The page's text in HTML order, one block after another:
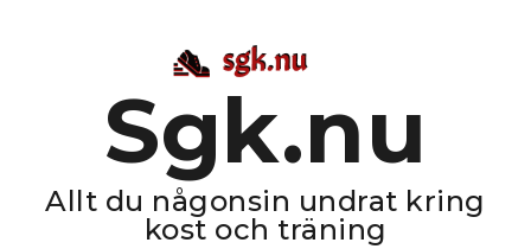
Sgk.nu
Allt du någonsin undrat kring
kost och träning